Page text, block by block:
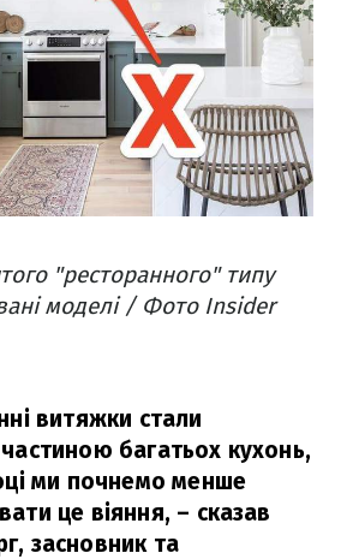
"ресторанного" типу
моделі / Фото Insider
витяжки стали
багатьох кухонь,
ми почнемо менше
це віяння, – сказав
засновник та